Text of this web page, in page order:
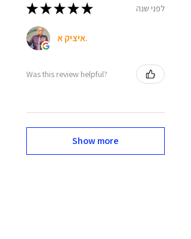
★★★★★ לפני שנה
איציק א.
Was this review helpful?
Show more